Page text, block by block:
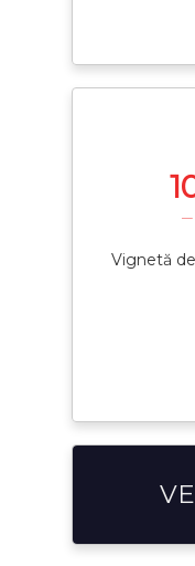
—
Vignetă